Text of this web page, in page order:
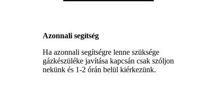
Azonnali segítség
Ha azonnali segítségre lenne szüksége
gázkészüléke javítása kapcsán csak szóljon
nekünk és 1-2 órán belül kiérkezünk.